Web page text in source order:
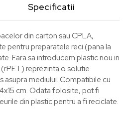
Specificatii
din carton sau CPLA,
pentru preparatele reci (pana la
Fara sa introducem plastic nou in
reprezinta o solutie
asupra mediului. Compatibile cu
cm. Odata folosite, pot fi
din plastic pentru a fi reciclate.